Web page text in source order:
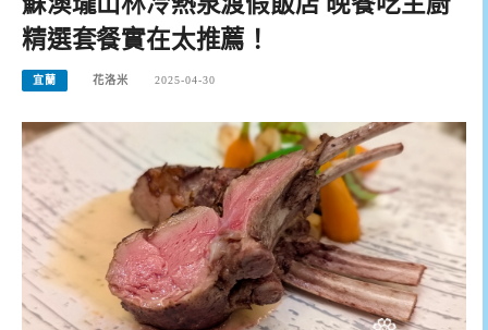
精選套餐實在太推薦！
宜蘭 花洛米 2025-04-30